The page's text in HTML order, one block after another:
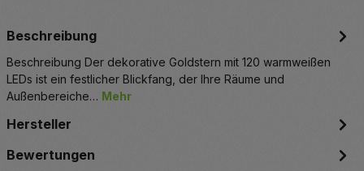
Beschreibung
Beschreibung Der dekorative Goldstern mit 120 warmweißen
LEDs ist ein festlicher Blickfang, der Ihre Räume und
Außenbereiche… Mehr
Hersteller
Bewertungen